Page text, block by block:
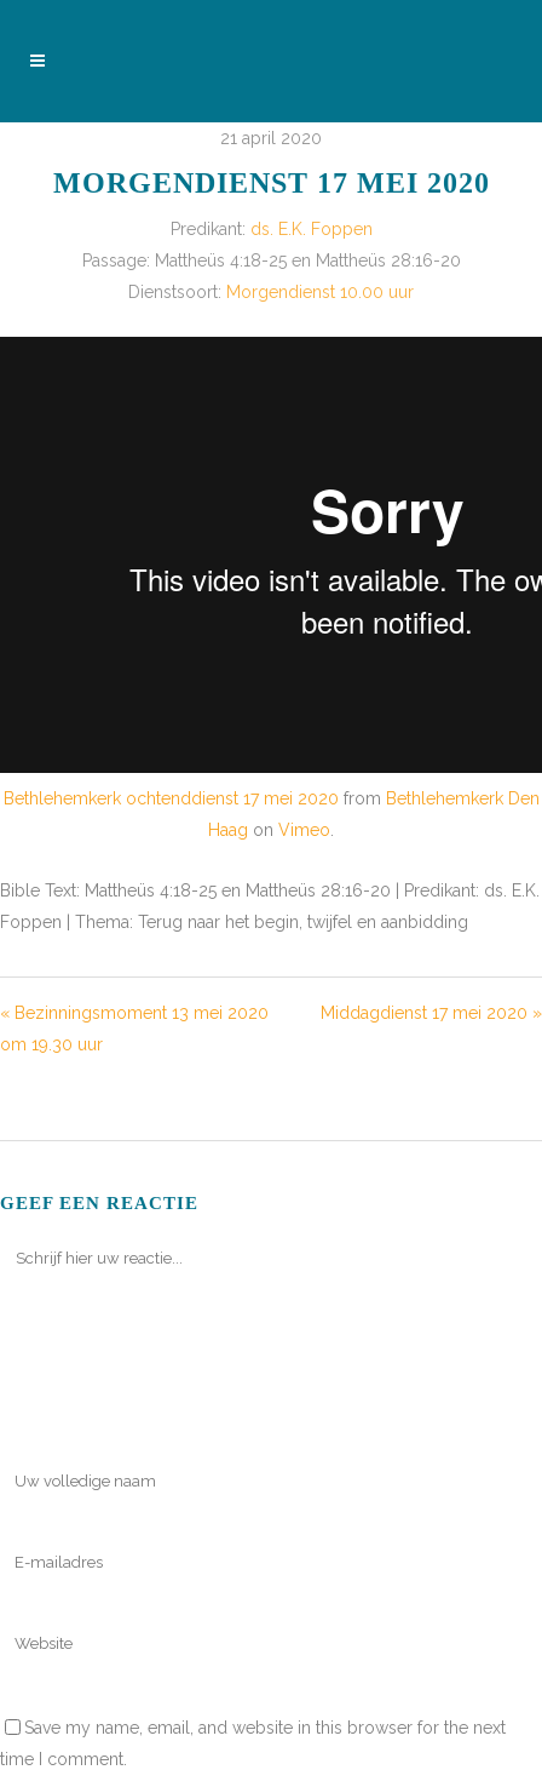
21 april 2020
MORGENDIENST 17 MEI 2020
Predikant: ds. E.K. Foppen
Passage: Mattheüs 4:18-25 en Mattheüs 28:16-20
Dienstsoort: Morgendienst 10.00 uur
Bethlehemkerk ochtenddienst 17 mei 2020 from Bethlehemkerk Den
Haag on Vimeo
Bible Text: Mattheüs 4:18-25 en Mattheüs 28:16-20 | Predikant: ds. E.K.
Foppen | Thema: Terug naar het begin, twijfel en aanbidding
« Bezinningsmoment 13 mei 2020
om 19.30 uur
Middagdienst 17 mei 2020 »
GEEF EEN REACTIE
Save my name, email, and website in this browser for the next
time I comment.